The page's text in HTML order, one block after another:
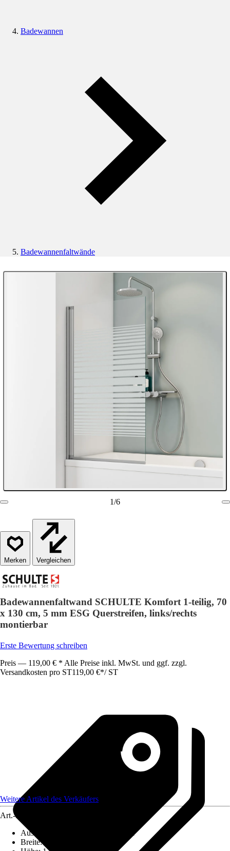
Badewannen
Badewannenfaltwände
1/6
Vergleichen
Badewannenfaltwand SCHULTE Komfort 1-teilig, 70
x 130 cm, 5 mm ESG Querstreifen, links/rechts
montierbar
Erste Bewertung schreiben
Preis — 119,00 € * Alle Preise inkl. MwSt. und ggf. zzgl.
Versandkosten pro ST119,00 €*/ ST
Weitere Artikel des Verkäufers
Art.-Nr.
Ausführung
Badewannenfaltwand
Breite: